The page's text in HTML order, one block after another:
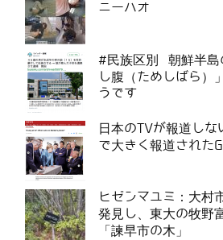
ニーハオ
#民族区別 朝鮮半島
し腹（ためしばら）
うです
日本のTVが報道し
で大きく報道された
ヒゼンマユミ：大村
発見し、東大の牧野
「諫早市の木」